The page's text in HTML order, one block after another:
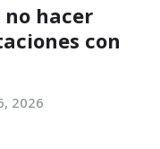
no hacer
con
2026